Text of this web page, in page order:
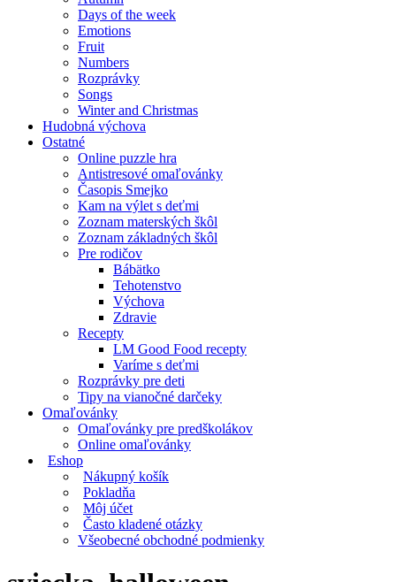
Days of the week
Emotions
Fruit
Numbers
Rozprávky
Songs
Winter and Christmas
Hudobná výchova
Ostatné
Online puzzle hra
Antistresové omaľovánky
Časopis Smejko
Kam na výlet s deťmi
Zoznam materských škôl
Zoznam základných škôl
Pre rodičov
Bábätko
Tehotenstvo
Výchova
Zdravie
Recepty
LM Good Food recepty
Varíme s deťmi
Rozprávky pre deti
Tipy na vianočné darčeky
Omaľovánky
Omaľovánky pre predškolákov
Online omaľovánky
Eshop
Nákupný košík
Pokladňa
Môj účet
Často kladené otázky
Všeobecné obchodné podmienky